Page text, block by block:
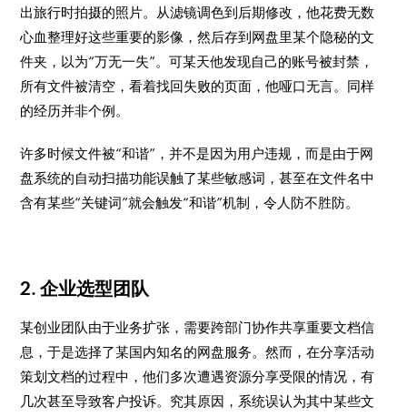
出旅行时拍摄的照片。从滤镜调色到后期修改，他花费无数
心血整理好这些重要的影像，然后存到网盘里某个隐秘的文
件夹，以为“万无一失”。可某天他发现自己的账号被封禁，
所有文件被清空，看着找回失败的页面，他哑口无言。同样
的经历并非个例。
许多时候文件被“和谐”，并不是因为用户违规，而是由于网
盘系统的自动扫描功能误触了某些敏感词，甚至在文件名中
含有某些“关键词”就会触发“和谐”机制，令人防不胜防。
2. 企业选型团队
某创业团队由于业务扩张，需要跨部门协作共享重要文档信
息，于是选择了某国内知名的网盘服务。然而，在分享活动
策划文档的过程中，他们多次遭遇资源分享受限的情况，有
几次甚至导致客户投诉。究其原因，系统误认为其中某些文